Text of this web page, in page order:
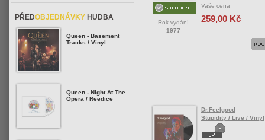
Rok vydání
1977
Vaše cena
259,00 Kč
Dr.Feelgood
Stupidity / Live / Vinyl
PŘEDOBJEDNÁVKY HUDBA
Queen - Basement
Tracks / Vinyl
Queen - Night At The
Opera / Reedice